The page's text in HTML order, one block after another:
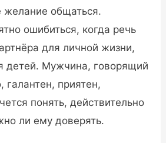
желание общаться.
ошибиться, когда речь
для личной жизни,
детей. Мужчина, говорящий
галантен, приятен,
понять, действительно
ли ему доверять.